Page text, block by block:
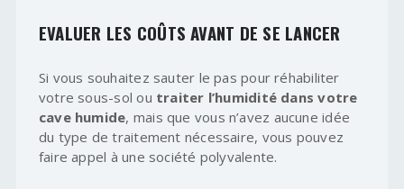
EVALUER LES COÛTS AVANT DE SE LANCER
Si vous souhaitez sauter le pas pour réhabiliter
votre sous-sol ou traiter l’humidité dans votre
cave humide, mais que vous n’avez aucune idée
du type de traitement nécessaire, vous pouvez
faire appel à une société polyvalente.